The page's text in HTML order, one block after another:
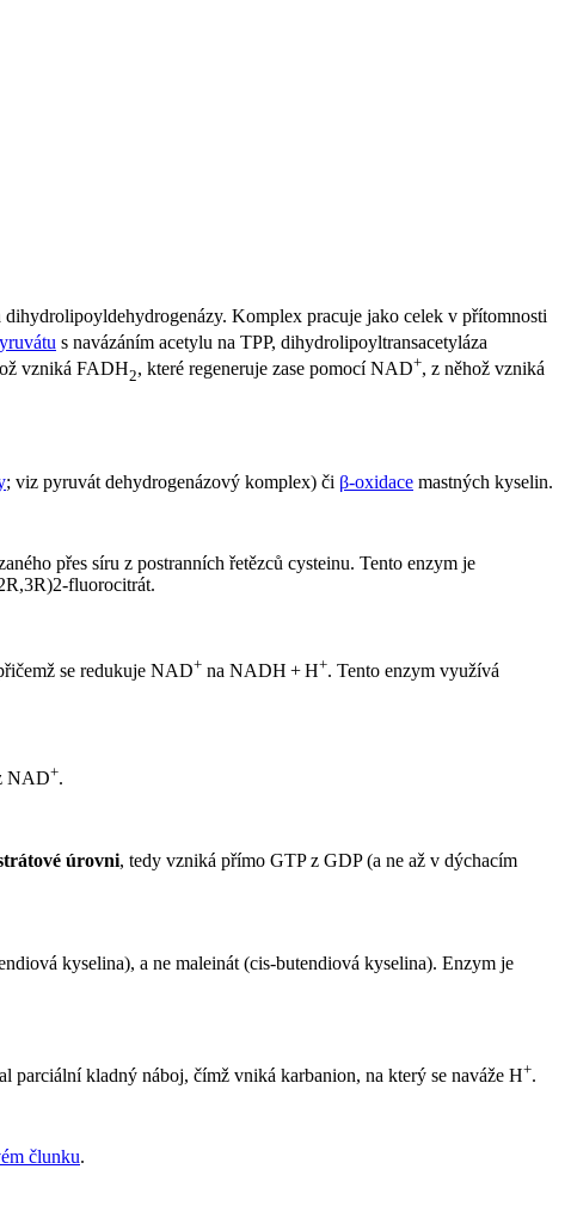
Komplex pracuje jako celek v přítomnosti
s navázáním acetylu na TPP, dihydrolipoyltransacetyláza
vzniká FADH2, které regeneruje zase pomocí NAD+, z něhož vzniká
; viz pyruvát dehydrogenázový komplex) či β-oxidace mastných kyselin.
přes síru z postranních řetězců cysteinu. Tento enzym je
fluorocitrát.
se redukuje NAD+ na NADH + H+. Tento enzym využívá
NAD+.
úrovni, tedy vzniká přímo GTP z GDP (a ne až v dýchacím
kyselina), a ne maleinát (cis-butendiová kyselina). Enzym je
kladný náboj, čímž vniká karbanion, na který se naváže H+.
člunku.